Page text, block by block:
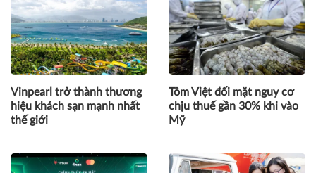
Thấy gì từ việc Moody's
nâng xếp hạng tín nhiệm
cho SeABank?
Giảm áp lực những năm
đầu, mở rộng cơ hội an cư
cho người trẻ